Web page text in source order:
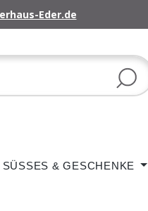
Eder.de
SÜSSES & GESCHENKE